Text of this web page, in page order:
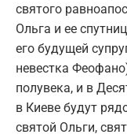
святого
Ольга и ее
его будущей
невестка
полувека, и в
в Киеве будут
святой Ольги,